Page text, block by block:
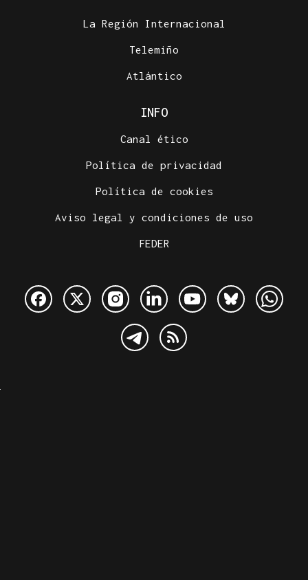
La Región Internacional
Telemiño
Atlántico
INFO
Canal ético
Política de privacidad
Política de cookies
Aviso legal y condiciones de uso
FEDER